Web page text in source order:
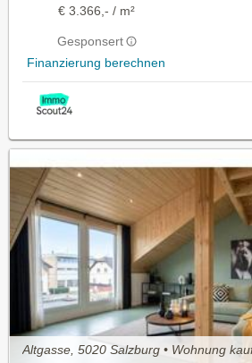
€ 3.366,- / m²
Gesponsert
Finanzierung berechnen
Altgasse, 5020 Salzburg • Wohnung